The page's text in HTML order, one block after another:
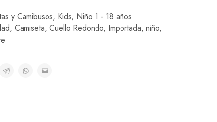
y Camibusos, Kids, Niño 1 - 18 años
, Camiseta, Cuello Redondo, Importada, niño,